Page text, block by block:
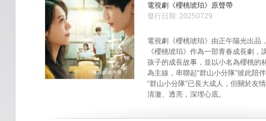
電視劇《櫻桃琥珀》原聲帶
發行日期: 20250729
電視劇《櫻桃琥珀》由正午陽光出品
《櫻桃琥珀》作為一部青春成長劇
孩子的成長故事，並以小名為櫻桃的
為主線，串聯起“群山小分隊”彼此陪
“群山小分隊”已長大成人，但關於友
清澈、透亮，深埋心底。